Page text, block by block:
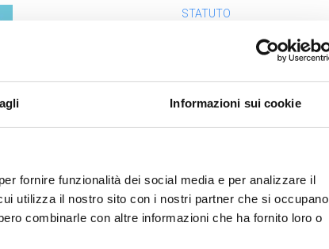
Informazioni sui cookie
fornire funzionalità dei social media e per analizzare il
utilizza il nostro sito con i nostri partner che si occupano
combinarle con altre informazioni che ha fornito loro o
STATUTO